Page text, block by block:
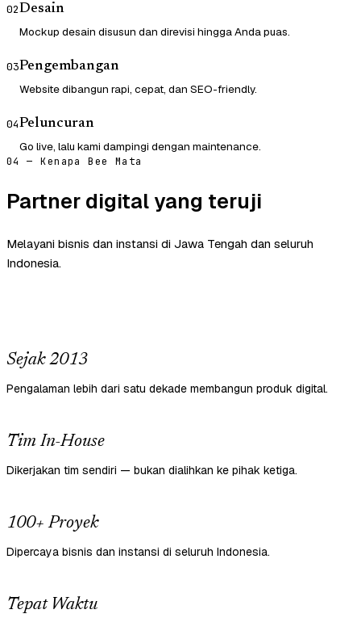
02Desain
Mockup desain disusun dan direvisi hingga Anda puas.
03Pengembangan
Website dibangun rapi, cepat, dan SEO-friendly.
04Peluncuran
Go live, lalu kami dampingi dengan maintenance.
04 — Kenapa Bee Mata
Partner digital yang teruji
Melayani bisnis dan instansi di Jawa Tengah dan seluruh
Indonesia.
Sejak 2013
Pengalaman lebih dari satu dekade membangun produk digital.
Tim In-House
Dikerjakan tim sendiri — bukan dialihkan ke pihak ketiga.
100+ Proyek
Dipercaya bisnis dan instansi di seluruh Indonesia.
Tepat Waktu